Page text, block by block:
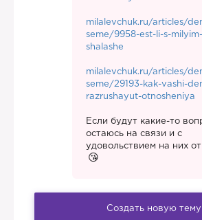
milalevchuk.ru/articles/
seme/9958-est-li-s-
shalashe
milalevchuk.ru/articles/
seme/29193-kak-vashi-
razrushayut-otnosheniya
Если будут какие-то
остаюсь на связи и с
удовольствием на них
Создать новую тему